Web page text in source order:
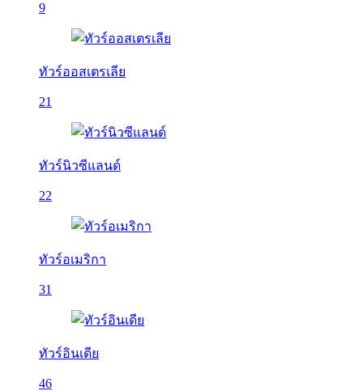
9
ทัวร์ออสเตรเลีย
21
ทัวร์นิวซีแลนด์
22
ทัวร์อเมริกา
31
ทัวร์อินเดีย
46